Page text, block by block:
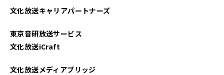
2022年08月
文化放送キャリアパートナーズ
東京音研放送サービス
文化放送iCraft
文化放送メディアブリッジ